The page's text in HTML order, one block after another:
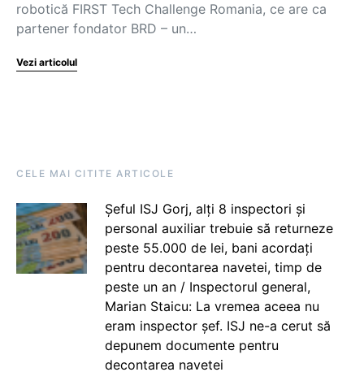
robotică FIRST Tech Challenge Romania, ce are ca
partener fondator BRD – un…
Vezi articolul
CELE MAI CITITE ARTICOLE
Șeful ISJ Gorj, alți 8 inspectori și
personal auxiliar trebuie să returneze
peste 55.000 de lei, bani acordați
pentru decontarea navetei, timp de
peste un an / Inspectorul general,
Marian Staicu: La vremea aceea nu
eram inspector șef. ISJ ne-a cerut să
depunem documente pentru
decontarea navetei